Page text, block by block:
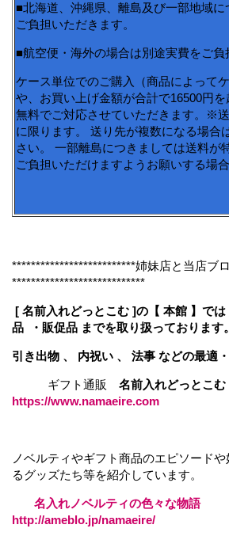
■北海道、沖縄県、離島及び一部地域
ご負担いただきます。
■航空便・海外の場合は別途実費をご負
ケース単位でのご購入（商品によって
や、お買い上げ金額が合計で16500円
無料でご対応させていただきます。※
に限ります。 送り先が複数になる場合
さい。 一部離島につきましては送料が
ご負担いただけますようお願いする場
**************************姉妹店と当店ブ
****************************
[ 名前入れどっとこむ ]の【 本館 】で
品 ・販促品 までを取り扱っております。
引き出物 、 内祝い 、 法事 などの最適
ギフト通販 名前入れどっとこ
https://www.namaeire.com
ノベルティやギフト商品のエピソード
るグッズたち等を紹介しています。
名入れノベルティの色々な物語
http://ameblo.jp/namaeire/